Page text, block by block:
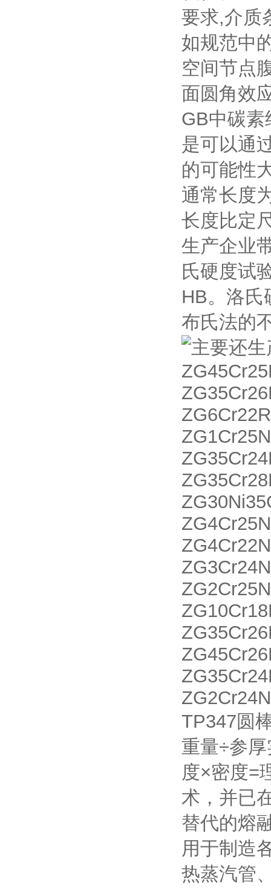
要求,介质
如规范中
空间节点
面圆角效
GB中碳
是可以通
的可能性
通常长度
长度比定
生产企业
氏硬度试
HB。洛氏
布氏法的
主要还
TP347圆
重量÷参
度×密度=
术，并已
替代的熔
用于制造
热蒸汽管